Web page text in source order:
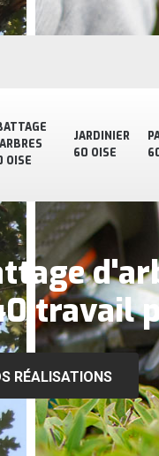
OISE
JARDINIER
60 OISE
travail
RÉALISATIONS